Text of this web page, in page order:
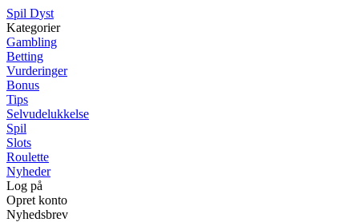
Spil Dyst
Kategorier
Gambling
Betting
Vurderinger
Bonus
Tips
Selvudelukkelse
Spil
Slots
Roulette
Nyheder
Log på
Opret konto
Nyhedsbrev